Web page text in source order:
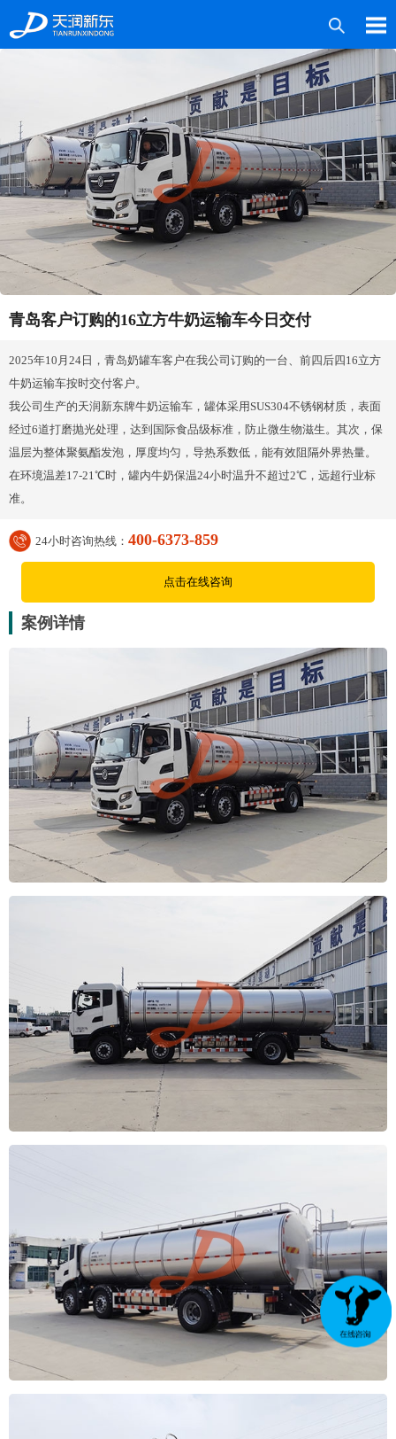
产品中心
案例中心
媒体中心
技术服务
青岛客户订购的16立方牛奶运输车今日交付
2025年10月24日，青岛奶罐车客户在我公司订购的一台、前四后四16立方
牛奶运输车按时交付客户。
我公司生产的天润新东牌牛奶运输车，罐体采用SUS304不锈钢材质，表面
经过6道打磨抛光处理，达到国际食品级标准，防止微生物滋生。其次，保
温层为整体聚氨酯发泡，厚度均匀，导热系数低，能有效阻隔外界热量。
在环境温差17-21℃时，罐内牛奶保温24小时温升不超过2℃，远超行业标
准。
24小时咨询热线： 400-6373-859
点击在线咨询
案例详情